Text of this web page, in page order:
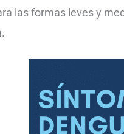
las formas leves y